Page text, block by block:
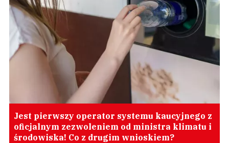
Jest pierwszy operator systemu kaucyjnego z
oficjalnym zezwoleniem od ministra klimatu i
środowiska! Co z drugim wnioskiem?